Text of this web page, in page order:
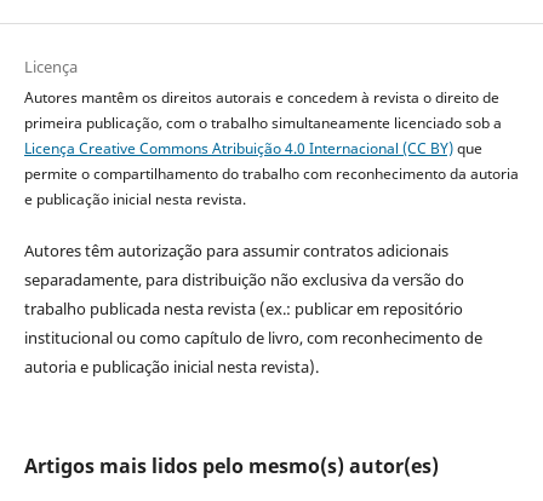
Licença
Autores mantêm os direitos autorais e concedem à revista o direito de
primeira publicação, com o trabalho simultaneamente licenciado sob a
Licença Creative Commons Atribuição 4.0 Internacional (CC BY)que
permite o compartilhamento do trabalho com reconhecimento da autoria
e publicação inicial nesta revista.
Autores têm autorização para assumir contratos adicionais
separadamente, para distribuição não exclusiva da versão do
trabalho publicada nesta revista (ex.: publicar em repositório
institucional ou como capítulo de livro, com reconhecimento de
autoria e publicação inicial nesta revista).
Artigos mais lidos pelo mesmo(s) autor(es)